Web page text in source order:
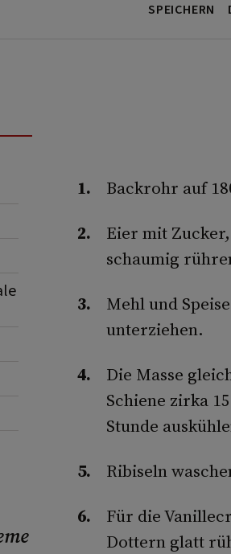
SPEICHERN
Backrohr auf
Eier mit
schaumig
Mehl und
unterziehen.
Die Masse
Schiene zirka
Stunde
Ribiseln
Für die
Dottern glatt